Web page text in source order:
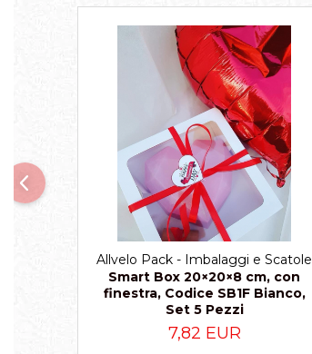
Scatole per Panettone e Rotoli
Scatole per Uova e Figure di
Scatole Personalizzate
Scatole Senza Finestra per Mini
Pasticcini
Supporti per Pasticcini
Vassoi in Cartone
Vassoi per Pasticcini e Torte
Allvelo Pack - Imbalaggi e Scatole
Smart Box 20×20×8 cm, con
finestra, Codice SB1F Bianco,
Set 5 Pezzi
7,82 EUR